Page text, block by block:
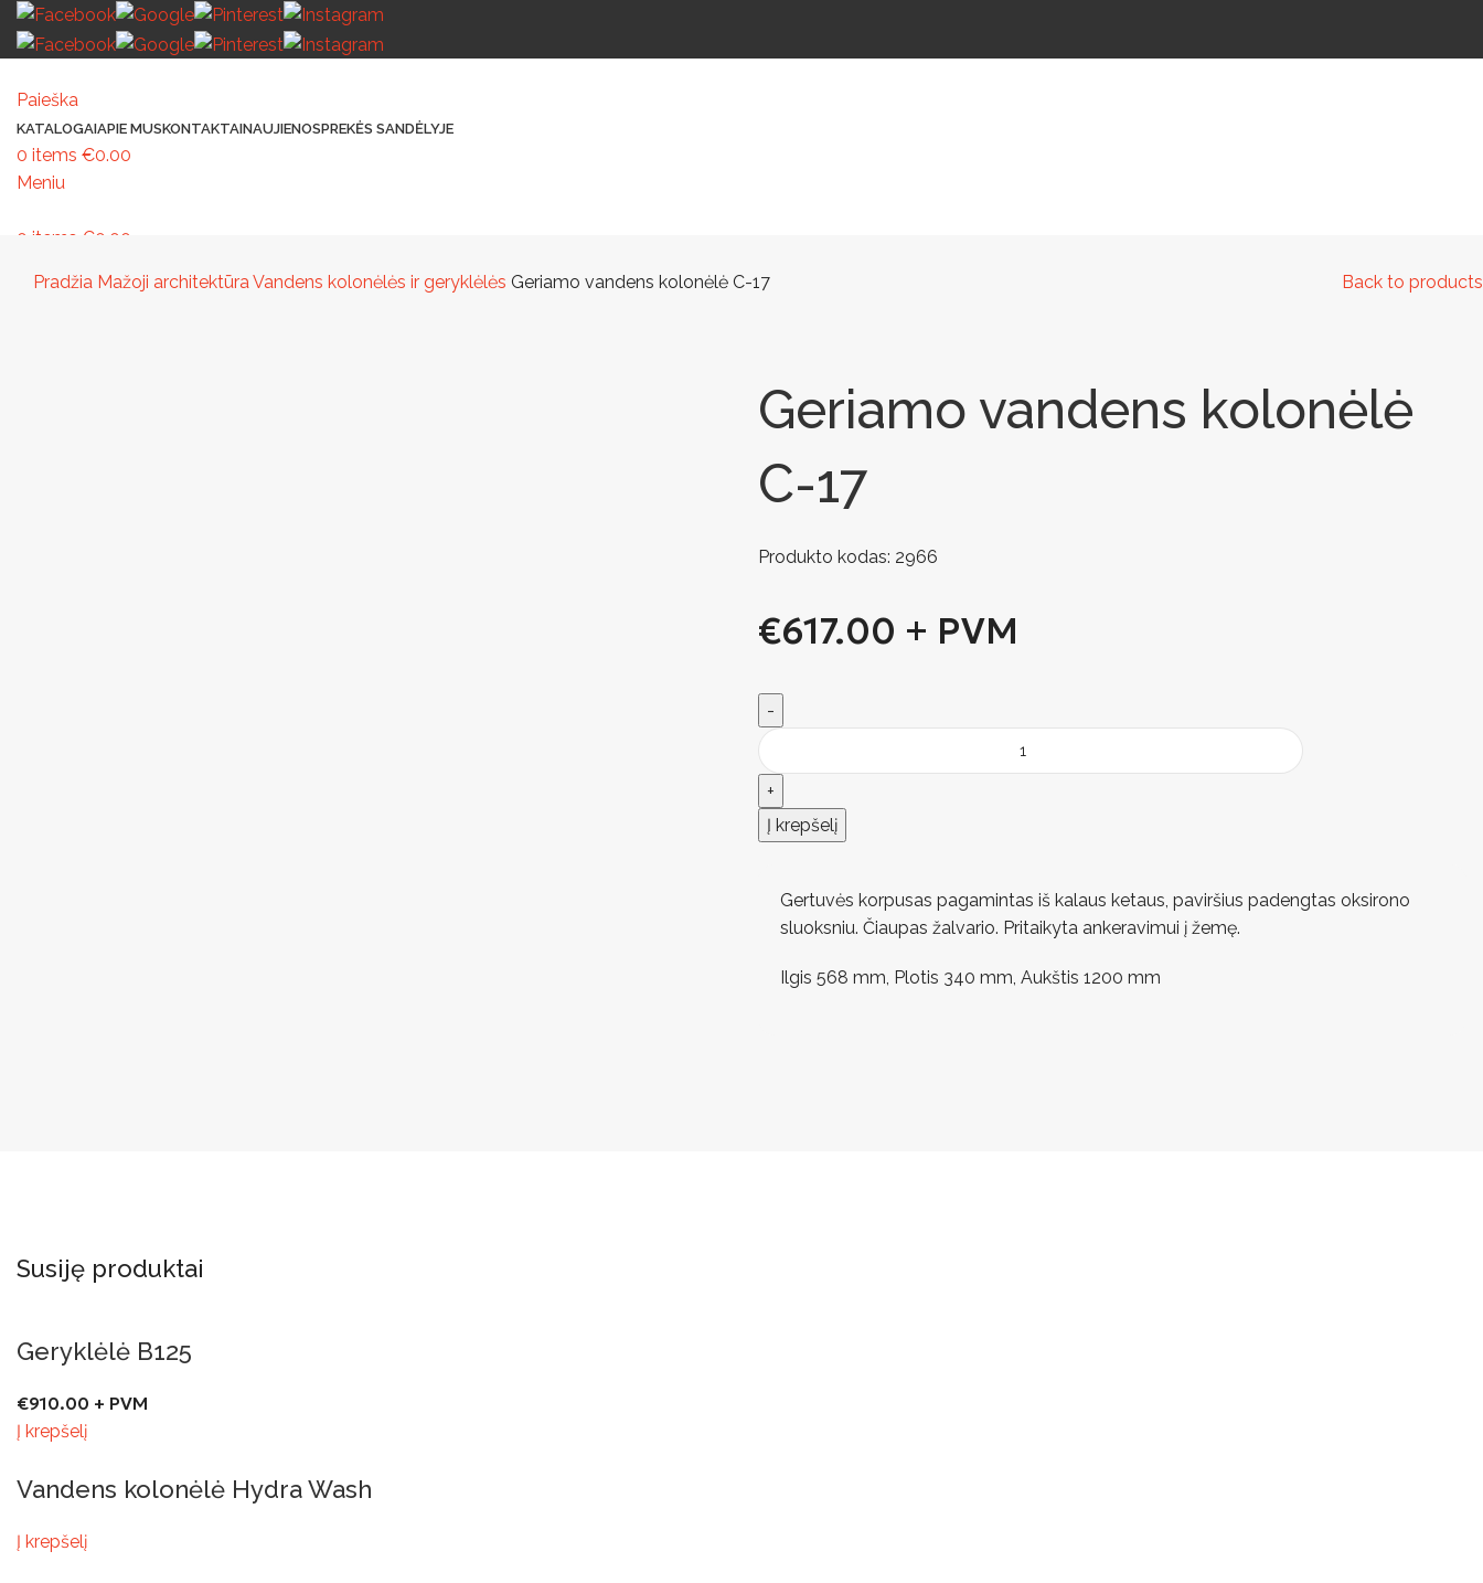
Paieška
KATALOGAIAPIE MUSKONTAKTAINAUJIENOSPREKĖS SANDĖLYJE
0 items €0.00
Meniu
0 items €0.00
Pradžia Mažoji architektūra Vandens kolonėlės ir geryklėlės Geriamo vandens kolonėlė C-17 Back to products
Geriamo vandens kolonėlė
C-17
Produkto kodas: 2966
€617.00 + PVM
Į krepšelį
Gertuvės korpusas pagamintas iš kalaus ketaus, paviršius padengtas oksirono
sluoksniu. Čiaupas žalvario. Pritaikyta ankeravimui į žemę.
Ilgis 568 mm, Plotis 340 mm, Aukštis 1200 mm
Susiję produktai
Geryklėlė B125
€910.00 + PVM
Į krepšelį
Vandens kolonėlė Hydra Wash
Į krepšelį